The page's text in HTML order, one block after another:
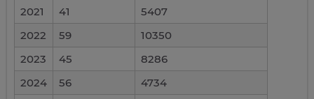
2021 41
5407
2022
59
10350
2023
45
8286
2024
56
4734